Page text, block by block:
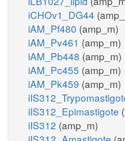
iCHOv1_DG44
iAM_Pf480 (amp_m)
iAM_Pv461 (amp_m)
iAM_Pb448 (amp_m)
iAM_Pc455 (amp_m)
iAM_Pk459 (amp_m)
iIS312_Epimastigote
iIS312 (amp_m)